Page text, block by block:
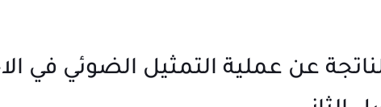
عن عملية التمثيل الضوئي في